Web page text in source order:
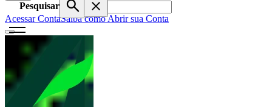
Pesquisar
Acessar ContaSaiba como Abrir sua Conta